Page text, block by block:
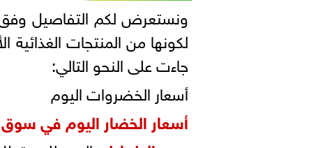
ونستعرض لكم التفاصيل وفق
لكونها من المنتجات الغذائية
جاءت على النحو التالي:
أسعار الخضروات اليوم
أسعار الخضار اليوم في سوق